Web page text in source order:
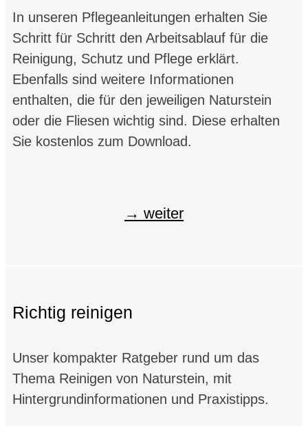
In unseren Pflegeanleitungen erhalten Sie
Schritt für Schritt den Arbeitsablauf für die
Reinigung, Schutz und Pflege erklärt.
Ebenfalls sind weitere Informationen
enthalten, die für den jeweiligen Naturstein
oder die Fliesen wichtig sind. Diese erhalten
Sie kostenlos zum Download.
weiter
Richtig reinigen
Unser kompakter Ratgeber rund um das
Thema Reinigen von Naturstein, mit
Hintergrundinformationen und Praxistipps.